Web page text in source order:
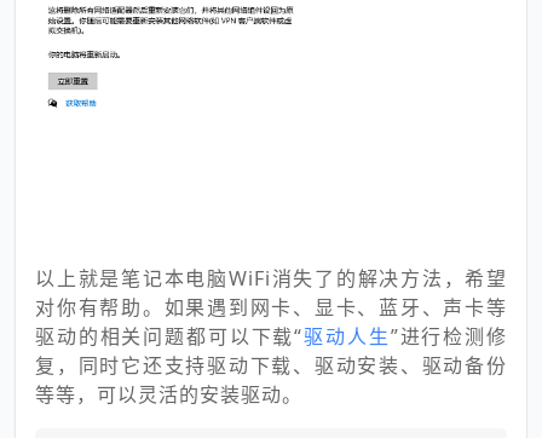
以上就是笔记本电脑WiFi消失了的解决方法，希望
对你有帮助。如果遇到网卡、显卡、蓝牙、声卡等
驱动的相关问题都可以下载“驱动人生”进行检测修
复，同时它还支持驱动下载、驱动安装、驱动备份
等等，可以灵活的安装驱动。